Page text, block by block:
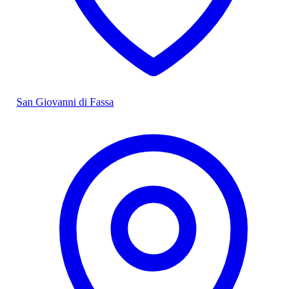
San Giovanni di Fassa